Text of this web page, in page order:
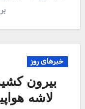
خبرهای روز
بیرون
لاشه